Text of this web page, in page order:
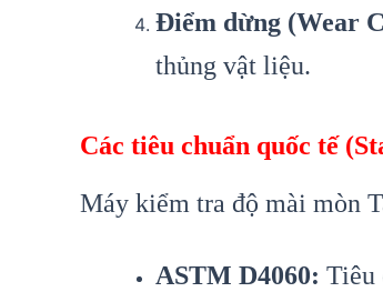
Điểm dừng (Wear
thủng vật liệu.
Các tiêu chuẩn quốc tế
Máy kiểm tra độ mài mòn
ASTM D4060: Tiêu